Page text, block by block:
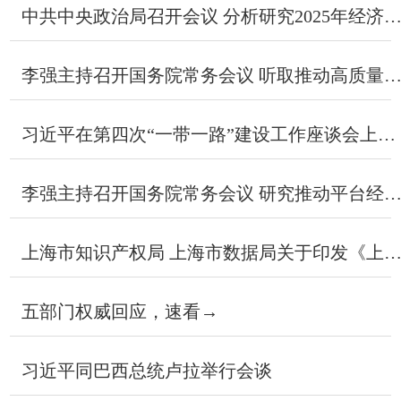
中共中央政治局召开会议 分析研究2025年经济工作 研究部署党风廉政建...
李强主持召开国务院常务会议 听取推动高质量发展综合督查情况汇报 研究黄...
习近平在第四次“一带一路”建设工作座谈会上强调：坚定战略自信 勇于担当...
李强主持召开国务院常务会议 研究推动平台经济健康发展有关工作 讨论《中...
上海市知识产权局 上海市数据局关于印发《上海市数据产品知识产权登记存证...
五部门权威回应，速看→
习近平同巴西总统卢拉举行会谈